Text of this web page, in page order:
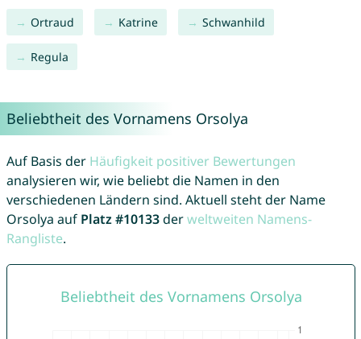
Ortraud Katrine Schwanhild
Regula
Beliebtheit des Vornamens Orsolya
Auf Basis der Häufigkeit positiver Bewertungen
analysieren wir, wie beliebt die Namen in den
verschiedenen Ländern sind. Aktuell steht der Name
Orsolya auf Platz #10133derweltweiten Namens-
Rangliste.